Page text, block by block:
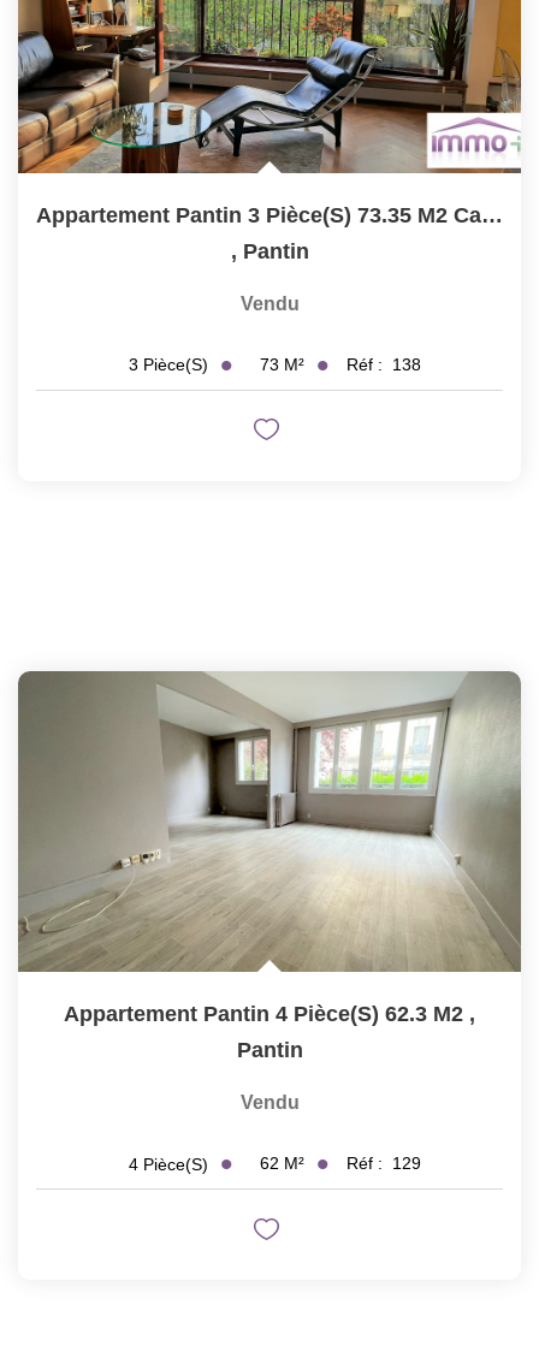
Appartement Pantin 3 Pièce(s) 73.35 M2 Cave , Box
, Pantin
Vendu
3 Pièce(s) 73 M² Réf : 138
Appartement Pantin 4 Pièce(s) 62.3 M2 ,
Pantin
Vendu
4 Pièce(s) 62 M² Réf : 129